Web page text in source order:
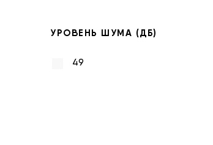
УРОВЕНЬ ШУМА (ДБ)
49